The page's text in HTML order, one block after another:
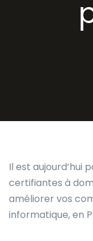
Il est aujourd’hui
certifiantes à
améliorer vos
informatique, en